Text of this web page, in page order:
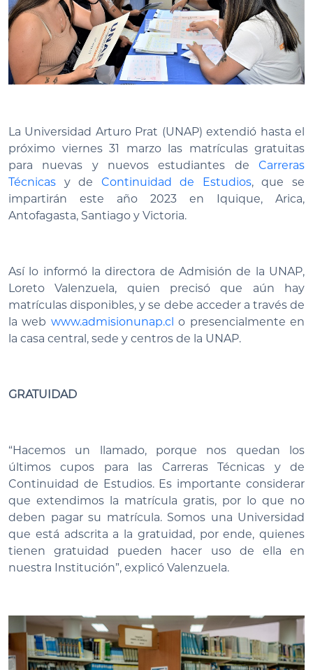
La Universidad Arturo Prat (UNAP) extendió hasta el
próximo viernes 31 marzo las matrículas gratuitas
para nuevas y nuevos estudiantes de Carreras
Técnicas y de Continuidad de Estudios, que se
impartirán este año 2023 en Iquique, Arica,
Antofagasta, Santiago y Victoria.
Así lo informó la directora de Admisión de la UNAP,
Loreto Valenzuela, quien precisó que aún hay
matrículas disponibles, y se debe acceder a través de
la web www.admisionunap.cl o presencialmente en
la casa central, sede y centros de la UNAP.
GRATUIDAD
“Hacemos un llamado, porque nos quedan los
últimos cupos para las Carreras Técnicas y de
Continuidad de Estudios. Es importante considerar
que extendimos la matrícula gratis, por lo que no
deben pagar su matrícula. Somos una Universidad
que está adscrita a la gratuidad, por ende, quienes
tienen gratuidad pueden hacer uso de ella en
nuestra Institución”, explicó Valenzuela.